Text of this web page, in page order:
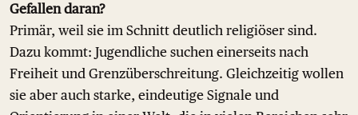
Gefallen daran?
Primär, weil sie im Schnitt deutlich religiöser sind.
Dazu kommt: Jugendliche suchen einerseits nach
Freiheit und Grenzüberschreitung. Gleichzeitig wollen
sie aber auch starke, eindeutige Signale und